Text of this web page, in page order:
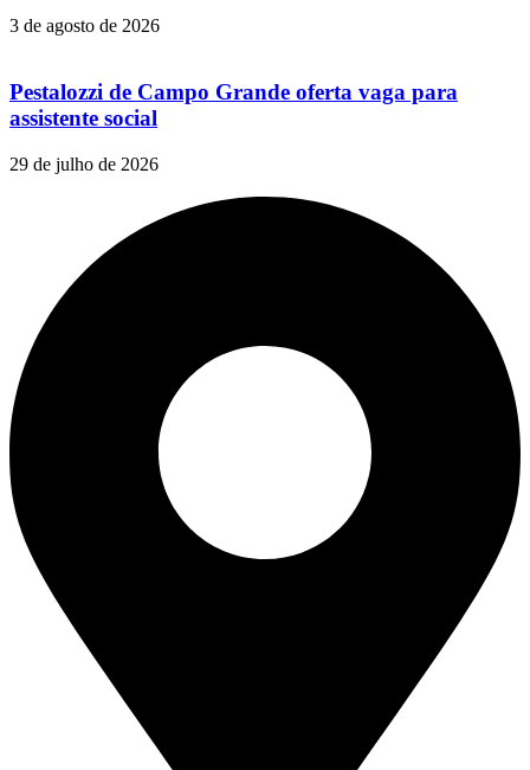
3 de agosto de 2026
Pestalozzi de Campo Grande oferta vaga para
assistente social
29 de julho de 2026